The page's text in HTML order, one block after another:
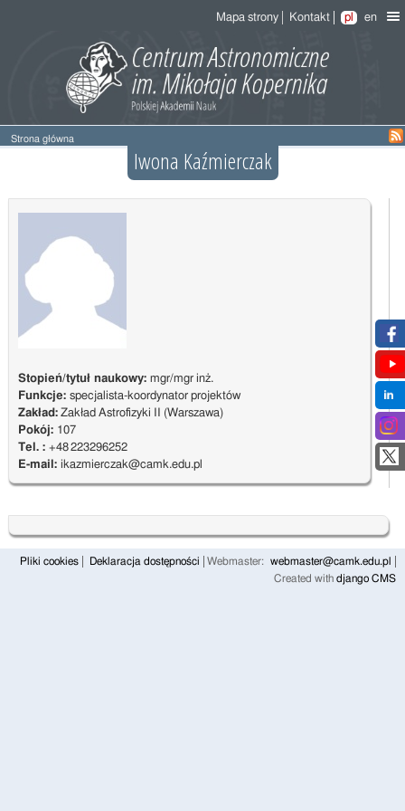
Mapa strony Kontakt pl en
Strona główna
Iwona Kaźmierczak
Stopień/tytuł naukowy: mgr/mgr inż.
Funkcje: specjalista-koordynator projektów
Zakład:Zakład Astrofizyki II (Warszawa)
Pokój: 107
Tel. : +48 223296252
E-mail: ikazmierczak@camk.edu.pl
Pliki cookies Deklaracja dostępności Webmaster:
webmaster@camk.edu.pl
Created with django CMS